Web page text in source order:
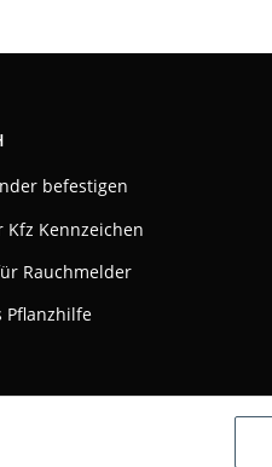
befestigen
Kennzeichen
Rauchmelder
Pflanzhilfe